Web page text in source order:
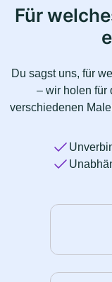
Für
Du sagst uns, für
– wir holen für
verschiedenen